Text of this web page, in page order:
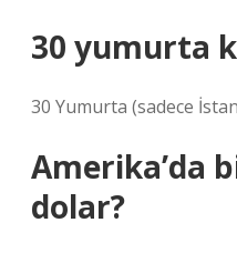
30 yumurta
30 Yumurta (sadece
Amerika’da
dolar?